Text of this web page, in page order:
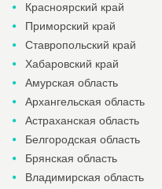
Красноярский край
Приморский край
Ставропольский край
Хабаровский край
Амурская область
Архангельская область
Астраханская область
Белгородская область
Брянская область
Владимирская область